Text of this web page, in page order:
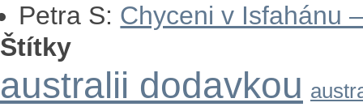
Petra S: Chyceni v Isfahánu
Štítky
australii dodavkou